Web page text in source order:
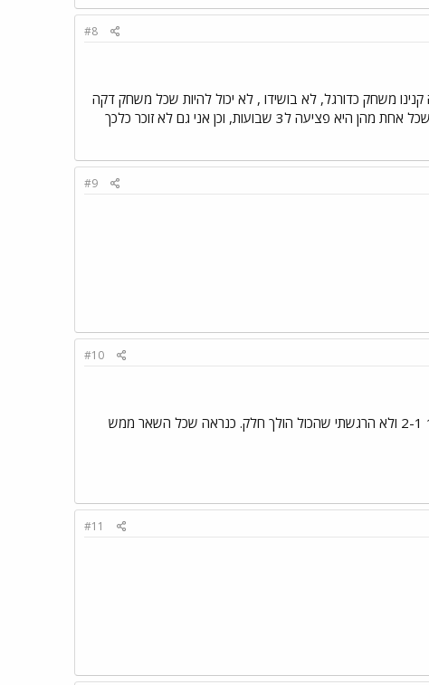
#8
משחק כדורגל, לא בושידו , לא יכול להיות שכל משחק דקה
8 כבר שחקן נפצע, זה קורה, אבל פעם ב20 משחקים לא כל משחק, לא כל משחק 2 פציעות ירוקות שכל אחת מהן היא פציעה ל3 שבועות, וכן אני גם לא זוכר כלכך
#9
#10
לא יודע למה, היו שלושה נצחונות של 1-0 1-0 2-1 ולא הרגשתי שהכול הולך חלק. כנראה שכל השאר ממש
#11